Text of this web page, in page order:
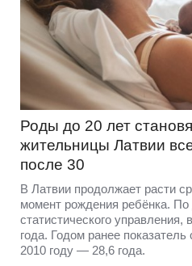
Роды до 20 лет
жительницы Латвии
после 30
В Латвии продолжает расти
момент рождения ребёнка.
статистического управления,
года. Годом ранее
2010 году — 28,6 года.